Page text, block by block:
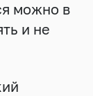
можно в
и не